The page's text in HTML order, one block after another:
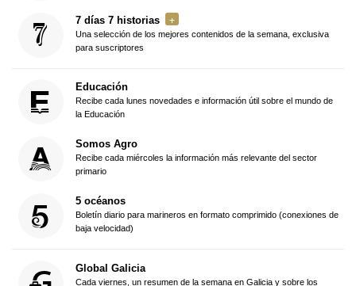
7 días 7 historias
Una selección de los mejores contenidos de la semana, exclusiva
para suscriptores
Educación
Recibe cada lunes novedades e información útil sobre el mundo de
la Educación
Somos Agro
Recibe cada miércoles la información más relevante del sector
primario
5 océanos
Boletín diario para marineros en formato comprimido (conexiones de
baja velocidad)
Global Galicia
Cada viernes, un resumen de la semana en Galicia y sobre los